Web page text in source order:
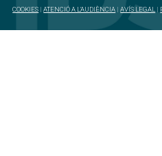
COOKIES |ATENCIÓ A L'AUDIÈNCIA |AVÍS LEGAL |